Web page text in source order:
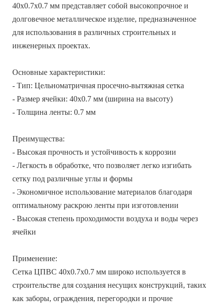
40х0.7х0.7 мм представляет собой высокопрочное и
долговечное металлическое изделие, предназначенное
для использования в различных строительных и
инженерных проектах.
Основные характеристики:
- Тип: Цельноматричная просечно-вытяжная сетка
- Размер ячейки: 40х0.7 мм (ширина на высоту)
- Толщина ленты: 0.7 мм
Преимущества:
- Высокая прочность и устойчивость к коррозии
- Легкость в обработке, что позволяет легко изгибать
сетку под различные углы и формы
- Экономичное использование материалов благодаря
оптимальному раскрою ленты при изготовлении
- Высокая степень проходимости воздуха и воды через
ячейки
Применение:
Сетка ЦПВС 40х0.7х0.7 мм широко используется в
строительстве для создания несущих конструкций, таких
как заборы, ограждения, перегородки и прочие